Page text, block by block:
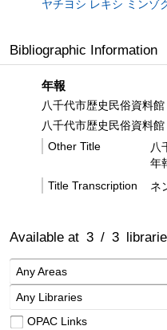
ヤチヨシ レキシ ミンゾ
Bibliographic Information
年報
八千代市歴史民俗資料館
八千代市歴史民俗資料館
Other Title
八
年
Title Transcription
ネ
Available at 3 / 3
Any Areas
Any Libraries
OPAC Links